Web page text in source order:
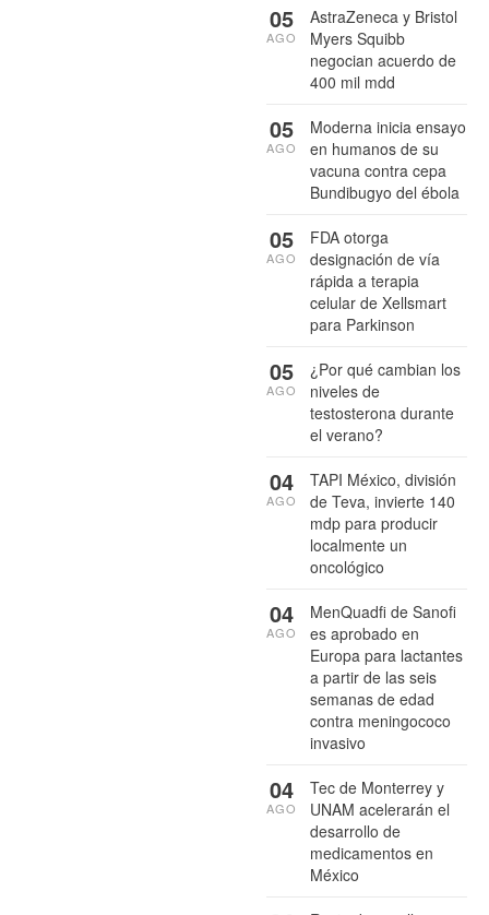
AstraZeneca y Bristol
Myers Squibb
negocian acuerdo de
400 mil mdd
05
AGO
Moderna inicia ensayo
en humanos de su
vacuna contra cepa
Bundibugyo del ébola
05
AGO
FDA otorga
designación de vía
rápida a terapia
celular de Xellsmart
para Parkinson
05
AGO
¿Por qué cambian los
niveles de
testosterona durante
el verano?
05
AGO
TAPI México, división
de Teva, invierte 140
mdp para producir
localmente un
oncológico
04
AGO
MenQuadfi de Sanofi
es aprobado en
Europa para lactantes
a partir de las seis
semanas de edad
contra meningococo
invasivo
04
AGO
Tec de Monterrey y
UNAM acelerarán el
desarrollo de
medicamentos en
México
04
AGO